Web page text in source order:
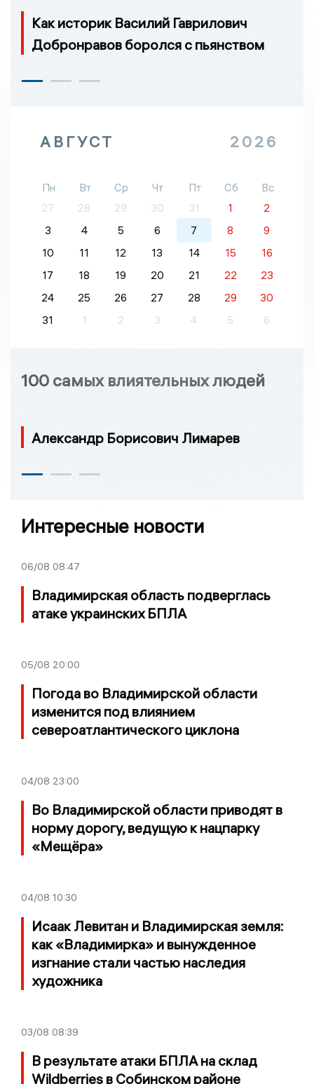
Как историк Василий Гаврилович
Добронравов боролся с пьянством
АВГУСТ 2026
Пн Вт Ср Чт Пт Сб
Вс
27
28 29 30 31 1
2
3
4 5 6 7 8
9
10
11 12 13 14 15
16
17
18 19 20 21 22
23
24
25 26 27 28 29
30
31
1 2 3 4 5 6
100 самых влиятельных людей
Александр Борисович Лимарев
Интересные новости
06/08 08:47
Владимирская область подверглась
атаке украинских БПЛА
05/08 20:00
Погода во Владимирской области
изменится под влиянием
североатлантического циклона
04/08 23:00
Во Владимирской области приводят в
норму дорогу, ведущую к нацпарку
«Мещёра»
04/08 10:30
Исаак Левитан и Владимирская земля:
как «Владимирка» и вынужденное
изгнание стали частью наследия
художника
03/08 08:39
В результате атаки БПЛА на склад
Wildberries в Собинском районе